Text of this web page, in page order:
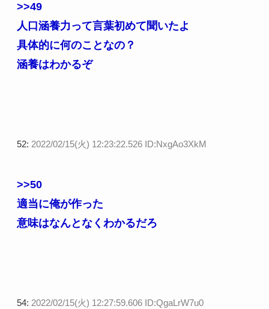
>>49
人口涵養力って言葉初めて聞いたよ
具体的に何のことなの？
涵養はわかるぞ
52: 2022/02/15(火) 12:23:22.526 ID:NxgAo3XkM
>>50
適当に俺が作った
意味はなんとなくわかるだろ
54: 2022/02/15(火) 12:27:59.606 ID:QgaLrW7u0